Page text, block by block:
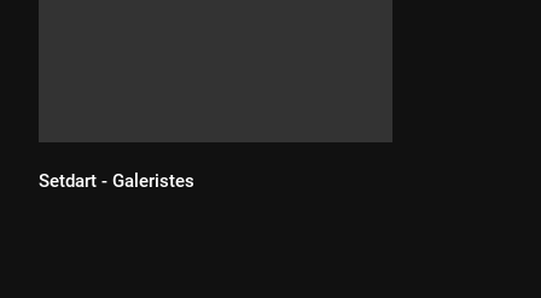
Setdart - Galeristes